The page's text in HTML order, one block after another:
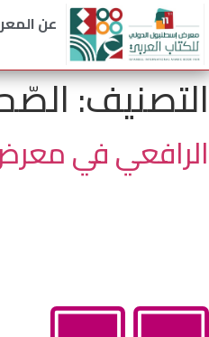
عن
التصنيف:
الرافعي في